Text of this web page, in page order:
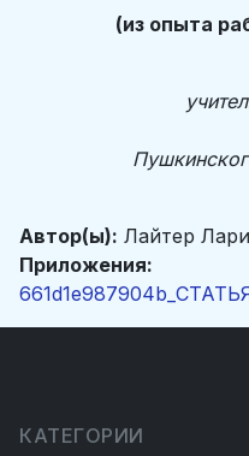
(из опыта
Автор(ы): Лайтер
Приложения:
КАТЕГОРИИ